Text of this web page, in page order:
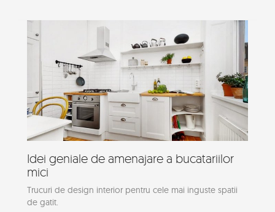
Idei geniale de amenajare a bucatariilor
mici
Trucuri de design interior pentru cele mai inguste spatii
de gatit.